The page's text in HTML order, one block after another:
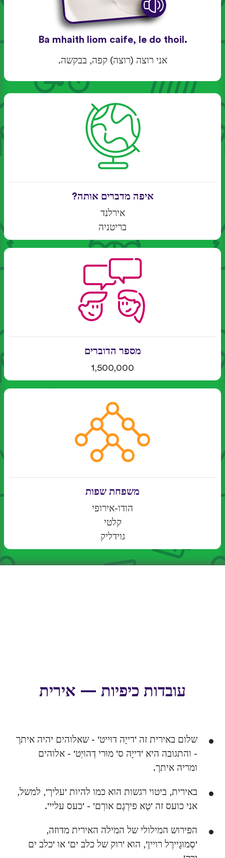
Ba mhaith liom caife, le do thoil.
אני רוצה (רוצה) קפה, בבקשה.
איפה מדברים אותה?
אירלנד
בריטניה
מספר הדוברים
1,500,000
משפחת שפות
הודו-אירופי
קלטי
גוידליק
עובדות כיפיות — אירית
שלום באירית זה 'דייָה דוּייט' - שאלוהים יהיה איתך
- והתגובה היא 'דייָה ס' מוּרי דְהוּיְט' - אלוהים
ומריה איתך.
באירית, ביטוי רגשות הוא כמו להיות 'עליך', למשל,
אני כועס זה 'טָא פירְגֶם אורְם' - 'כעס עליי'.
הפירוש המילולי של המילה האירית מדוזה,
'סְמוּגָיירֶל רויין', הוא 'רוק של כלב ים' או 'כלב ים